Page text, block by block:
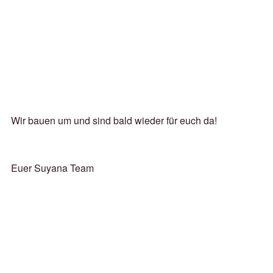
Wir bauen um und sind bald wieder für euch da!
Euer Suyana Team